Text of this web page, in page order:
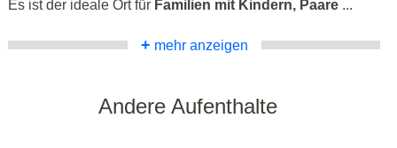
Es ist der ideale Ort für Familien mit Kindern, Paare ...
+ mehr anzeigen
Andere Aufenthalte